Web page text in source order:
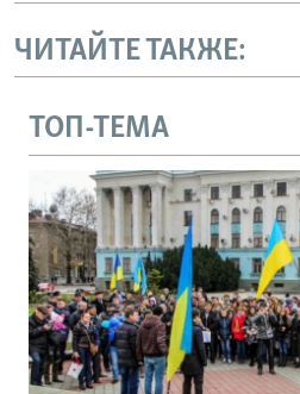
ЧИТАЙТЕ ТАКЖЕ:
ТОП-ТЕМА